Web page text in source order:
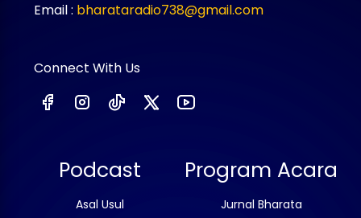
Email : bharataradio738@gmail.com
Connect With Us
Podcast
Asal Usul
Program Acara
Jurnal Bharata